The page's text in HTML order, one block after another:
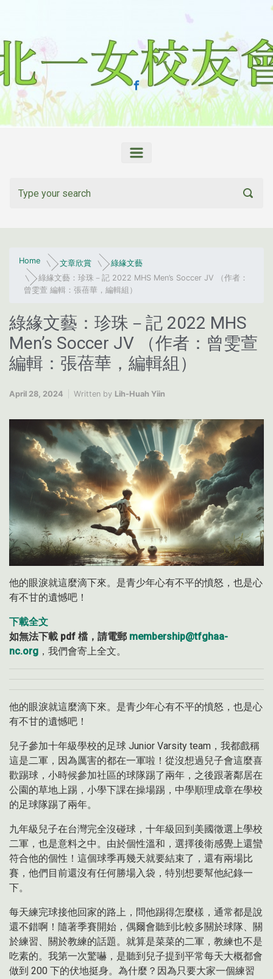
Home 文章欣賞
綠緣文藝
綠緣文藝：珍珠－記 2022 MHS Men’s Soccer JV （作者：
曾雯萱 編輯：張蓓華，編輯組）
綠緣文藝：珍珠－記 2022 MHS
Men’s Soccer JV （作者：曾雯萱
編輯：張蓓華，編輯組）
April 28, 2024 Written by Lih-Huah Yiin
他的眼淚就這麼滴下來。是青少年心有不平的憤怒，也是心
有不甘的遺憾吧！
下載全文
如無法下載 pdf 檔，請電郵 membership@tfghaa-
nc.org ，我們會寄上全文。
他的眼淚就這麼滴下來。是青少年心有不平的憤怒，也是心
有不甘的遺憾吧！
兒子參加十年級學校的足球 Junior Varsity team，我都戲稱
這是二軍，因為厲害的都在一軍啦！從沒想過兒子會這麼喜
歡踢球，小時候參加社區的球隊踢了兩年，之後跟著鄰居在
公園的草地上踢，小學下課在操場踢，中學順理成章在學校
的足球隊踢了兩年。
九年級兒子在台灣完全沒碰球，十年級回到美國徵選上學校
二軍，也是意料之中。由於個性溫和，選擇後衛感覺上還蠻
符合他的個性！這個球季再幾天就要結束了，還有兩場比
賽，他們目前還沒有任何勝場入袋，特別想要幫他紀錄一
下。
每天練完球接他回家的路上，問他踢得怎麼樣，通常都是說
還不錯啊！隨著季賽開始，偶爾會聽到比較多關於球隊、關
於練習、關於教練的話題。就算是菜菜的二軍，教練也不是
吃素的。我第一次驚嚇，是聽到兒子提到平常每天大概都會
做到 200 下的伏地挺身。為什麼？因為只要大家一個練習